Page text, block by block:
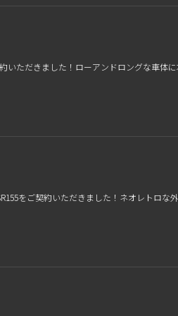
いただきました！ローアンドロングな車
をご契約いただきました！ネオレトロ